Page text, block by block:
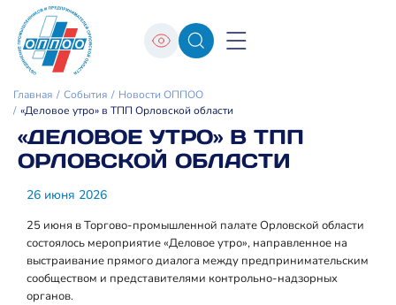
Главная События
Новости ОППОО
«Деловое утро» в ТПП Орловской области
«ДЕЛОВОЕ УТРО» В ТПП
ОРЛОВСКОЙ ОБЛАСТИ
26 июня 2026
25 июня в Торгово‑промышленной палате Орловской области
состоялось мероприятие «Деловое утро», направленное на
выстраивание прямого диалога между предпринимательским
сообществом и представителями контрольно‑надзорных
органов.